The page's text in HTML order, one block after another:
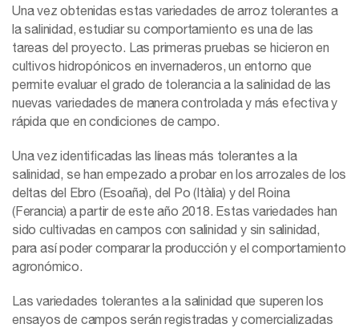
Una vez obtenidas estas variedades de arroz tolerantes a
la salinidad, estudiar su comportamiento es una de las
tareas del proyecto. Las primeras pruebas se hicieron en
cultivos hidropónicos en invernaderos, un entorno que
permite evaluar el grado de tolerancia a la salinidad de las
nuevas variedades de manera controlada y más efectiva y
rápida que en condiciones de campo.
Una vez identificadas las líneas más tolerantes a la
salinidad, se han empezado a probar en los arrozales de los
deltas del Ebro (Esoaña), del Po (Itàlia) y del Roina
(Ferancia) a partir de este año 2018. Estas variedades han
sido cultivadas en campos con salinidad y sin salinidad,
para así poder comparar la producción y el comportamiento
agronómico.
Las variedades tolerantes a la salinidad que superen los
ensayos de campos serán registradas y comercializadas